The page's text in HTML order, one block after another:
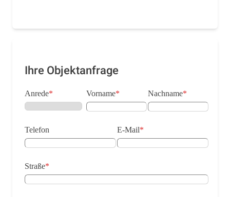
Ihre Objektanfrage
Anrede* Vorname* Nachname*
Telefon E-Mail*
Straße*